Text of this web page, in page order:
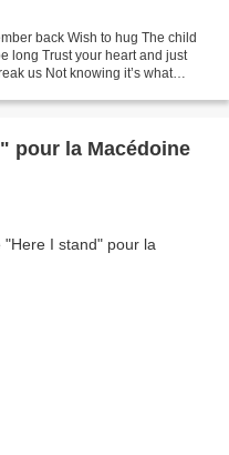
back Wish to hug The child
long Trust your heart and just
us Not knowing it’s what
pour la Macédoine